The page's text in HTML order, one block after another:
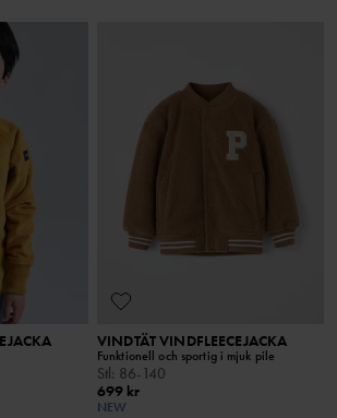
VINDTÄT VINDFLEECEJACKA
Funktionell och sportig i mjuk pile
Stl : 86-140
699 kr
NEW